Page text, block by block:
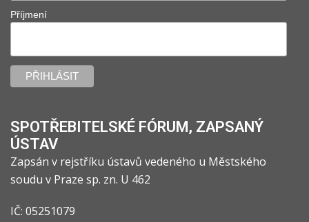
Příjmení
SPOTŘEBITELSKÉ FÓRUM, ZAPSANÝ
ÚSTAV
Zapsán v rejstříku ústavů vedeného u Městského
soudu v Praze sp. zn. U 462
IČ: 05251079